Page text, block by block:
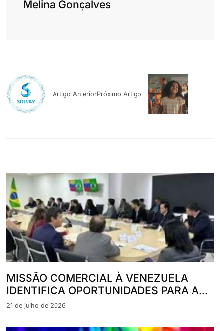
Melina Gonçalves
Artigo AnteriorPróximo Artigo
MISSÃO COMERCIAL À VENEZUELA
IDENTIFICA OPORTUNIDADES PARA A...
21 de julho de 2026